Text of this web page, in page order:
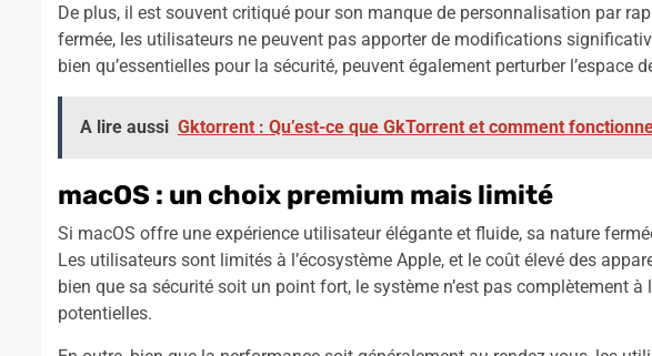
De plus, il est souvent critiqué pour son manque de personnalisation par
fermée, les utilisateurs ne peuvent pas apporter de modifications
bien qu’essentielles pour la sécurité, peuvent également perturber l’espace
A lire aussi Gktorrent : Qu’est-ce que GkTorrent et comment
macOS : un choix premium mais limité
Si macOS offre une expérience utilisateur élégante et fluide, sa nature
Les utilisateurs sont limités à l’écosystème Apple, et le coût élevé des
bien que sa sécurité soit un point fort, le système n’est pas complètement
potentielles.